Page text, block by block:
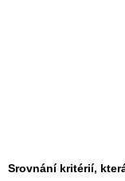
Srovnání kritérií,